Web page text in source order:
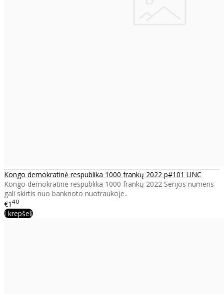
Kongo demokratinė respublika 1000 frankų 2022 p#101 UNC
Kongo demokratinė respublika 1000 frankų 2022 Serijos numeris
gali skirtis nuo banknoto nuotraukoje..
€1 40
Į krepšelį